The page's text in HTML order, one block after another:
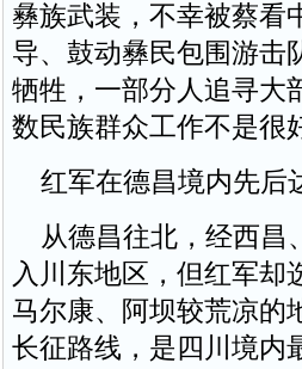
彝族武装，不幸被蔡看
导、鼓动彝民包围游击
牺牲，一部分人追寻大
数民族群众工作不是很
红军在德昌境内先后
从德昌往北，经西昌
入川东地区，但红军却
马尔康、阿坝较荒凉的
长征路线，是四川境内